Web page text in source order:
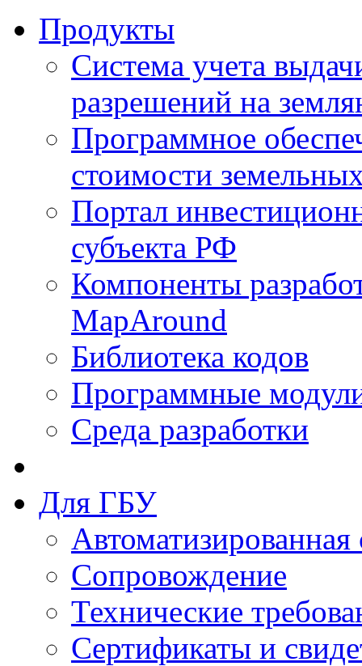
Продукты
Система учета
разрешений на
Программное
стоимости
Портал
субъекта РФ
Компоненты
MapAround
Библиотека кодов
Программные
Среда разработки
Для ГБУ
Сопровождение
Технические
Сертификаты и